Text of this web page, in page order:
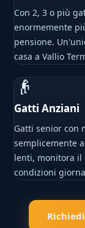
Con 2, 3 o più
enormemente
pensione.
casa a Vallio
👴
Gatti Anziani
Gatti senior con
semplicemente
lenti, monitora il
condizioni